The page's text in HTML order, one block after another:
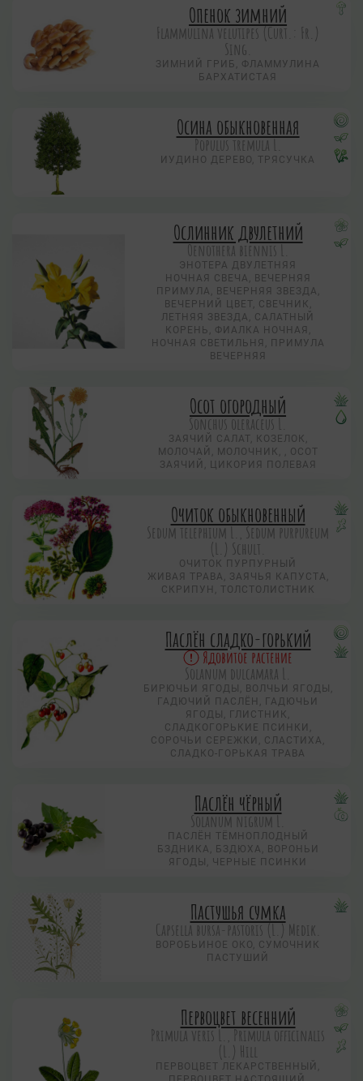
Опенок зимний
Flammulina velutipes (Curt.: Fr.)
Sing.
ЗИМНИЙ ГРИБ, ФЛАММУЛИНА
БАРХАТИСТАЯ
Осина обыкновенная
Populus tremula L.
ИУДИНО ДЕРЕВО, ТРЯСУЧКА
Ослинник двулетний
Oenothera biennis L.
ЭНОТЕРА ДВУЛЕТНЯЯ
НОЧНАЯ СВЕЧА, ВЕЧЕРНЯЯ
ПРИМУЛА, ВЕЧЕРНЯЯ ЗВЕЗДА,
ВЕЧЕРНИЙ ЦВЕТ, СВЕЧНИК,
ЛЕТНЯЯ ЗВЕЗДА, САЛАТНЫЙ
КОРЕНЬ, ФИАЛКА НОЧНАЯ,
НОЧНАЯ СВЕТИЛЬНЯ, ПРИМУЛА
ВЕЧЕРНЯЯ
Осот огородный
Sonchus oleraceus L.
ЗАЯЧИЙ САЛАТ, КОЗЕЛОК,
МОЛОЧАЙ, МОЛОЧНИК, , ОСОТ
ЗАЯЧИЙ, ЦИКОРИЯ ПОЛЕВАЯ
Очиток обыкновенный
Sedum telephium L., Sedum purpureum
(L.) Schult.
ОЧИТОК ПУРПУРНЫЙ
ЖИВАЯ ТРАВА, ЗАЯЧЬЯ КАПУСТА,
СКРИПУН, ТОЛСТОЛИСТНИК
Паслён сладко-горький
Ядовитое растение
Solanum dulcamara L.
БИРЮЧЬИ ЯГОДЫ, ВОЛЧЬИ ЯГОДЫ,
ГАДЮЧИЙ ПАСЛЁН, ГАДЮЧЬИ
ЯГОДЫ, ГЛИСТНИК,
СЛАДКОГОРЬКИЕ ПСИНКИ,
СОРОЧЬИ СЕРЕЖКИ, СЛАСТИХА,
СЛАДКО-ГОРЬКАЯ ТРАВА
Паслён чёрный
Solanum nigrum L.
ПАСЛЁН ТЁМНОПЛОДНЫЙ
БЗДНИКА, БЗДЮХА, ВОРОНЬИ
ЯГОДЫ, ЧЕРНЫЕ ПСИНКИ
Пастушья сумка
Capsella bursa-pastoris (L.) Medik.
ВОРОБЬИНОЕ ОКО, CУМОЧНИК
ПАСТУШИЙ
Первоцвет весенний
Primula veris L., Primula officinalis
(L.) Hill
ПЕРВОЦВЕТ ЛЕКАРСТВЕННЫЙ,